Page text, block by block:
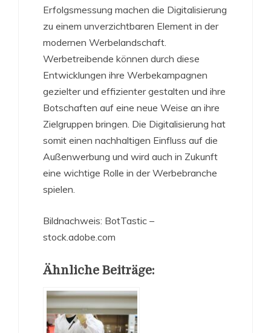
Erfolgsmessung machen die Digitalisierung
zu einem unverzichtbaren Element in der
modernen Werbelandschaft.
Werbetreibende können durch diese
Entwicklungen ihre Werbekampagnen
gezielter und effizienter gestalten und ihre
Botschaften auf eine neue Weise an ihre
Zielgruppen bringen. Die Digitalisierung hat
somit einen nachhaltigen Einfluss auf die
Außenwerbung und wird auch in Zukunft
eine wichtige Rolle in der Werbebranche
spielen.
Bildnachweis: BotTastic –
stock.adobe.com
Ähnliche Beiträge: